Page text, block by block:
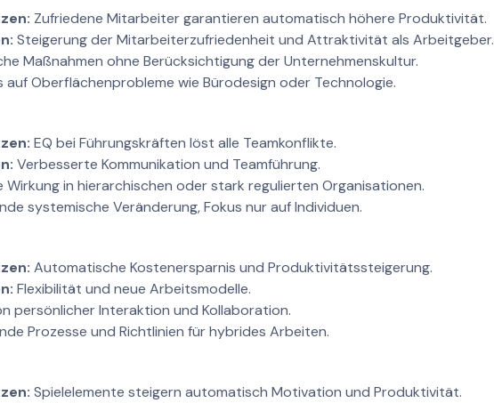
Zufriedene Mitarbeiter garantieren automatisch höhere Produktivität.
Steigerung der Mitarbeiterzufriedenheit und Attraktivität als Arbeitgeber.
Maßnahmen ohne Berücksichtigung der Unternehmenskultur.
auf Oberflächenprobleme wie Bürodesign oder Technologie.
EQ bei Führungskräften löst alle Teamkonflikte.
Verbesserte Kommunikation und Teamführung.
Wirkung in hierarchischen oder stark regulierten Organisationen.
systemische Veränderung, Fokus nur auf Individuen.
Automatische Kostenersparnis und Produktivitätssteigerung.
Flexibilität und neue Arbeitsmodelle.
persönlicher Interaktion und Kollaboration.
Prozesse und Richtlinien für hybrides Arbeiten.
Spielelemente steigern automatisch Motivation und Produktivität.